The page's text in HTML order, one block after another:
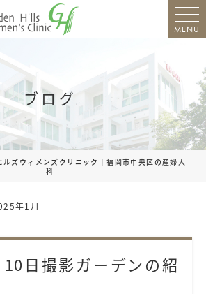
MENU
ブログ
ズウィメンズクリニック｜福岡市中央区の産婦人
科
年1月
日撮影ガーデンの紹